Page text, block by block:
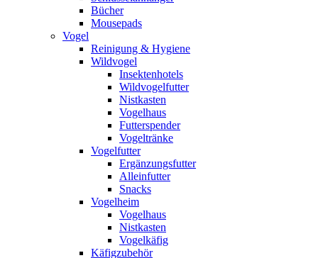
Bücher
Mousepads
Vogel
Reinigung & Hygiene
Wildvogel
Insektenhotels
Wildvogelfutter
Nistkasten
Vogelhaus
Futterspender
Vogeltränke
Vogelfutter
Ergänzungsfutter
Alleinfutter
Snacks
Vogelheim
Vogelhaus
Nistkasten
Vogelkäfig
Käfigzubehör